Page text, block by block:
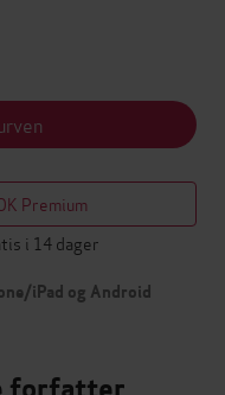
Premium
i 14 dager
iPad og Android